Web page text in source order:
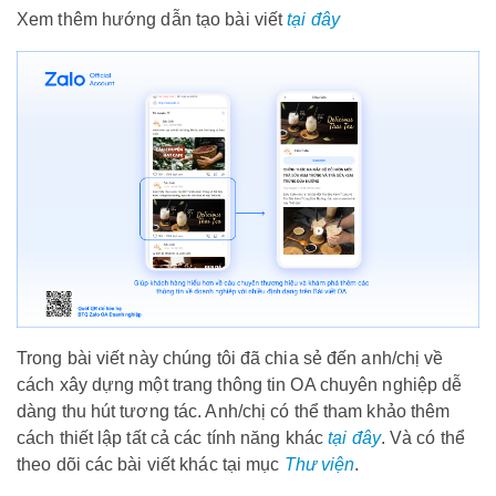
Xem thêm hướng dẫn tạo bài viết tại đây
Trong bài viết này chúng tôi đã chia sẻ đến anh/chị về
cách xây dựng một trang thông tin OA chuyên nghiệp dễ
dàng thu hút tương tác. Anh/chị có thể tham khảo thêm
cách thiết lập tất cả các tính năng kháctại đây. Và có thể
theo dõi các bài viết khác tại mục Thư viện.